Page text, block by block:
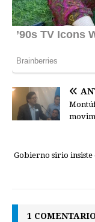
Gobierno sirio insiste
1